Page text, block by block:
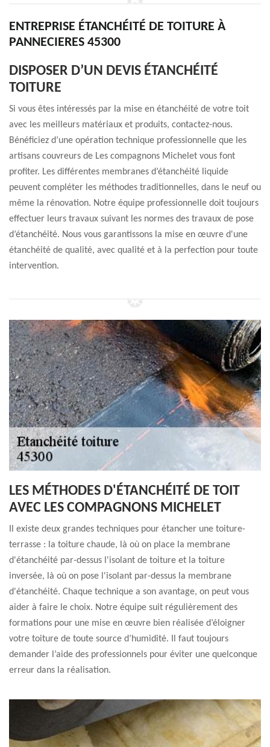
ENTREPRISE ÉTANCHÉITÉ DE TOITURE À
PANNECIERES 45300
DISPOSER D’UN DEVIS ÉTANCHÉITÉ
TOITURE
Si vous êtes intéressés par la mise en étanchéité de votre toit
avec les meilleurs matériaux et produits, contactez-nous.
Bénéficiez d’une opération technique professionnelle que les
artisans couvreurs de Les compagnons Michelet vous font
profiter. Les différentes membranes d’étanchéité liquide
peuvent compléter les méthodes traditionnelles, dans le neuf ou
même la rénovation. Notre équipe professionnelle doit toujours
effectuer leurs travaux suivant les normes des travaux de pose
d’étanchéité. Nous vous garantissons la mise en œuvre d'une
étanchéité de qualité, avec qualité et à la perfection pour toute
intervention.
LES MÉTHODES D'ÉTANCHÉITÉ DE TOIT
AVEC LES COMPAGNONS MICHELET
Il existe deux grandes techniques pour étancher une toiture-
terrasse : la toiture chaude, là où on place la membrane
d'étanchéité par-dessus l'isolant de toiture et la toiture
inversée, là où on pose l'isolant par-dessus la membrane
d'étanchéité. Chaque technique a son avantage, on peut vous
aider à faire le choix. Notre équipe suit régulièrement des
formations pour une mise en œuvre bien réalisée d’éloigner
votre toiture de toute source d’humidité. Il faut toujours
demander l’aide des professionnels pour éviter une quelconque
erreur dans la réalisation.